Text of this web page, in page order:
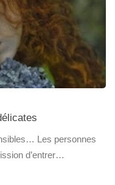
Les personnes
d’entrer…